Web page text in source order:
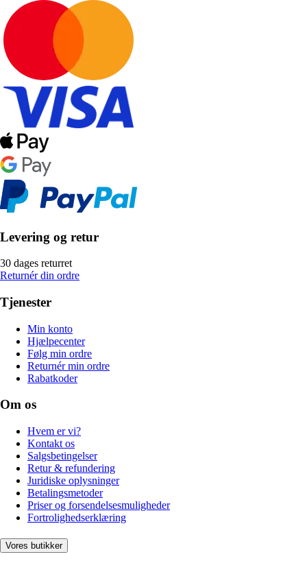
Levering og retur
30 dages returret
Returnér din ordre
Tjenester
Min konto
Hjælpecenter
Følg min ordre
Returnér min ordre
Rabatkoder
Om os
Hvem er vi?
Kontakt os
Salgsbetingelser
Retur & refundering
Juridiske oplysninger
Betalingsmetoder
Priser og forsendelsesmuligheder
Fortrolighedserklæring
Vores butikker